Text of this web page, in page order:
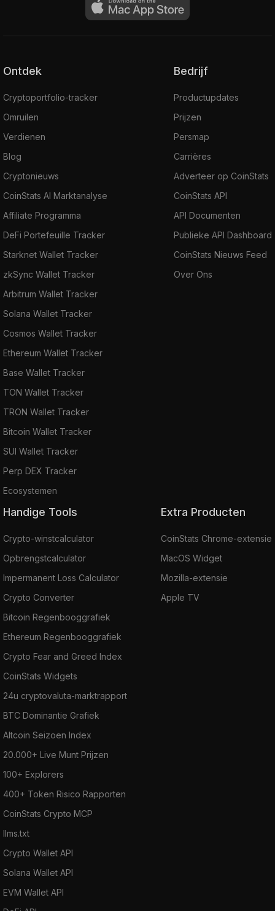
Ontdek
Cryptoportfolio-tracker
Omruilen
Verdienen
Blog
Cryptonieuws
CoinStats AI Marktanalyse
Affiliate Programma
DeFi Portefeuille Tracker
Starknet Wallet Tracker
zkSync Wallet Tracker
Arbitrum Wallet Tracker
Solana Wallet Tracker
Cosmos Wallet Tracker
Ethereum Wallet Tracker
Base Wallet Tracker
TON Wallet Tracker
TRON Wallet Tracker
Bitcoin Wallet Tracker
SUI Wallet Tracker
Perp DEX Tracker
Ecosystemen
Bedrijf
Productupdates
Prijzen
Persmap
Carrières
Adverteer op CoinStats
CoinStats API
API Documenten
Publieke API Dashboard
CoinStats Nieuws Feed
Over Ons
Handige Tools
Crypto-winstcalculator
Opbrengstcalculator
Impermanent Loss Calculator
Crypto Converter
Bitcoin Regenbooggrafiek
Ethereum Regenbooggrafiek
Crypto Fear and Greed Index
CoinStats Widgets
24u cryptovaluta-marktrapport
BTC Dominantie Grafiek
Altcoin Seizoen Index
20.000+ Live Munt Prijzen
100+ Explorers
400+ Token Risico Rapporten
CoinStats Crypto MCP
llms.txt
Crypto Wallet API
Solana Wallet API
EVM Wallet API
Extra Producten
CoinStats Chrome-extensie
MacOS Widget
Mozilla-extensie
Apple TV